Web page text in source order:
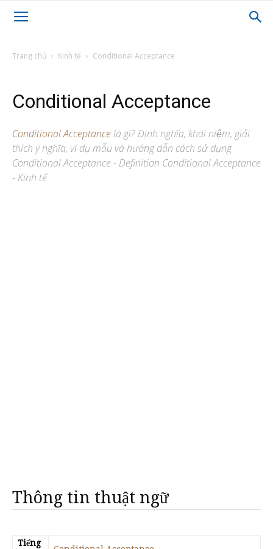
Trang chủ Kinh tế Conditional Acceptance
Conditional Acceptance
Conditional Acceptancelà gì? Định nghĩa, khái niệm, giải
thích ý nghĩa, ví dụ mẫu và hướng dẫn cách sử dụng
Conditional Acceptance - Definition Conditional Acceptance
- Kinh tế
Thông tin thuật ngữ
Tiếng